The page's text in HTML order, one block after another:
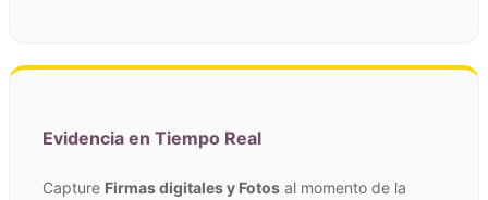
Evidencia en Tiempo Real
Capture Firmas digitales y Fotos al momento de la